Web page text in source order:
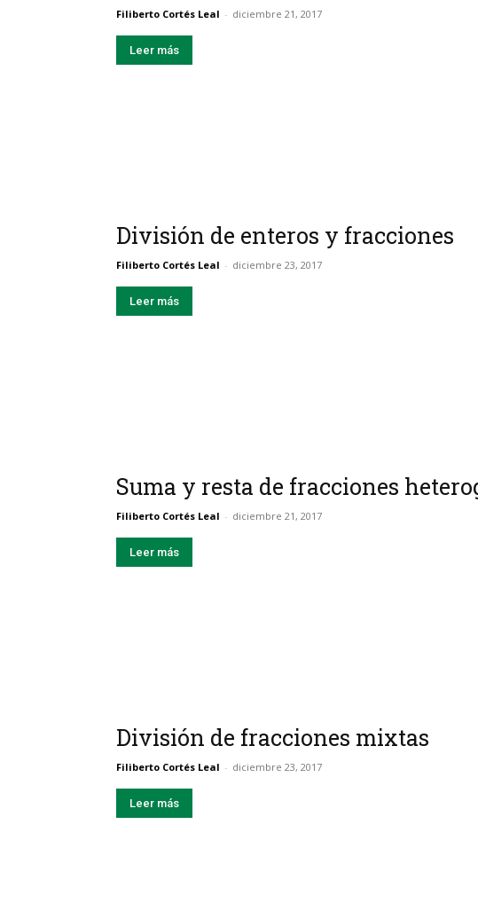
Filiberto Cortés Leal - diciembre 21, 2017
Leer más
División de enteros y fracciones
Filiberto Cortés Leal - diciembre 23, 2017
Leer más
Suma y resta de fracciones
Filiberto Cortés Leal - diciembre 21, 2017
Leer más
División de fracciones mixtas
Filiberto Cortés Leal - diciembre 23, 2017
Leer más